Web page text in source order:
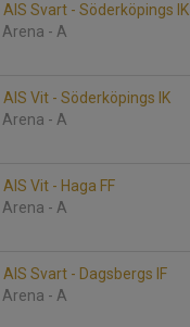
Svart - Söderköpings IK
- A
Vit - Söderköpings IK
- A
Vit - Haga FF
- A
Svart - Dagsbergs IF
- A